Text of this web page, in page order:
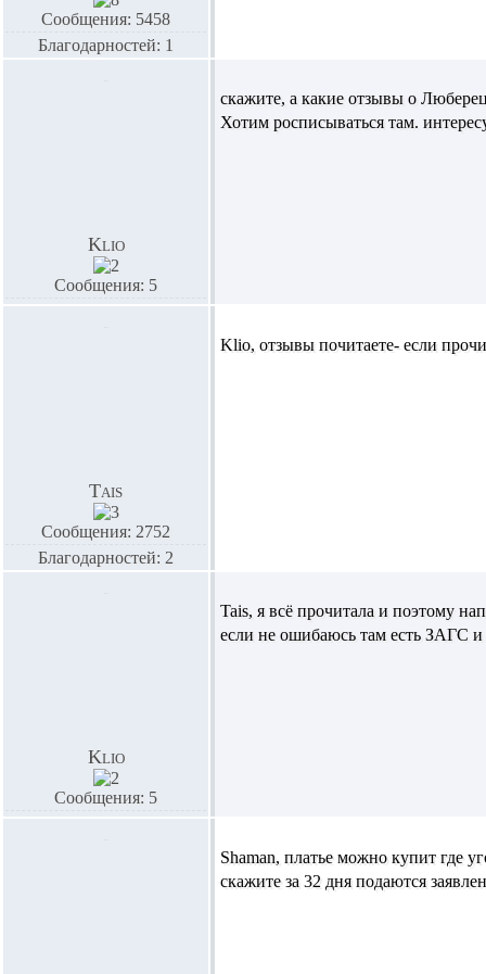
Сообщения: 5458
Благодарностей: 1
Klio
Сообщения: 5
скажите, а какие отзывы о
Хотим росписываться там.
Tais
Сообщения: 2752
Благодарностей: 2
Klio, отзывы почитаете- если
Klio
Сообщения: 5
Tais, я всё прочитала и поэтому
если не ошибаюсь там есть ЗАГС
Shaman, платье можно купит где
скажите за 32 дня подаются